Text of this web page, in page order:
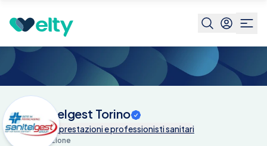
Sanitelgest Torino
Tutte le prestazioni e professionisti sanitari
Descrizione